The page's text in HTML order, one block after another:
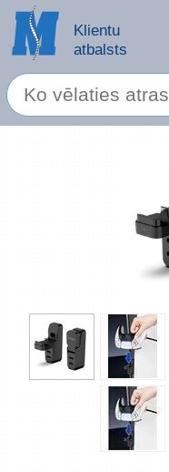
Klientu
atbalsts
Atcerēties
Servisa
Apple produkti
Datoru piederumi
Biroja preces
Tīkla produkti